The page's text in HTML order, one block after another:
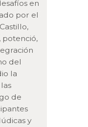
en
por el
potenció,
del
la
de
y